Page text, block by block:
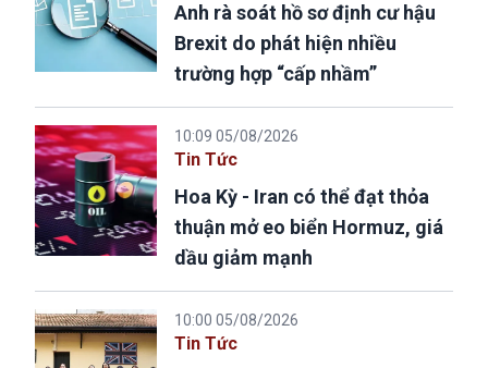
Anh rà soát hồ sơ định cư hậu
Brexit do phát hiện nhiều
trường hợp “cấp nhầm”
10:09 05/08/2026
Tin Tức
Hoa Kỳ - Iran có thể đạt thỏa
thuận mở eo biển Hormuz, giá
dầu giảm mạnh
10:00 05/08/2026
Tin Tức